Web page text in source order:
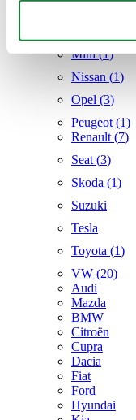
givet dem, eller
tjenester.
Mini (1)
Nissan (1)
Opel (3)
Peugeot (1)
Renault (7)
Seat (3)
Skoda (1)
Suzuki
Tesla
Toyota (1)
VW (20)
Audi
Mazda
BMW
Citroën
Cupra
Dacia
Fiat
Ford
Hyundai